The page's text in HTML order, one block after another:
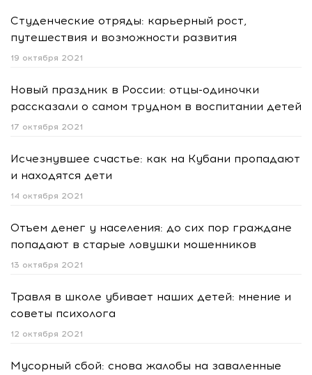
Студенческие отряды: карьерный рост,
путешествия и возможности развития
19 октября 2021
Новый праздник в России: отцы-одиночки
рассказали о самом трудном в воспитании детей
17 октября 2021
Исчезнувшее счастье: как на Кубани пропадают
и находятся дети
14 октября 2021
Отъем денег у населения: до сих пор граждане
попадают в старые ловушки мошенников
13 октября 2021
Травля в школе убивает наших детей: мнение и
советы психолога
12 октября 2021
Мусорный сбой: снова жалобы на заваленные